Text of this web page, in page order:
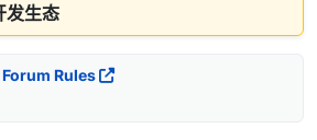
发生态
Rules